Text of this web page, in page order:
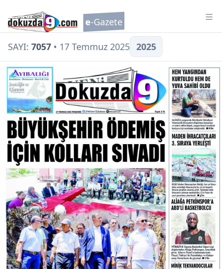
e-Gazete
SAYI: 7057 • 17 Temmuz 2025 2025